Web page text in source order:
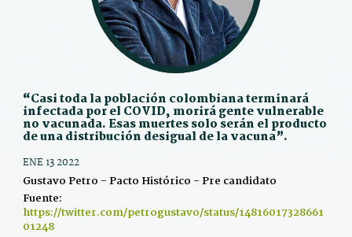
“Casi toda la población colombiana terminará
infectada por el COVID, morirá gente vulnerable
no vacunada. Esas muertes solo serán el producto
de una distribución desigual de la vacuna”.
ENE 13 2022
Gustavo Petro - Pacto Histórico - Pre candidato
Fuente:
https://twitter.com/petrogustavo/status/14816017328661
01248